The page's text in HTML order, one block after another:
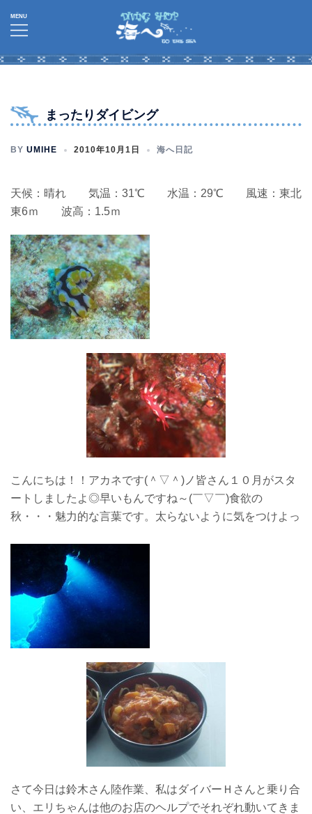
ン
まったりダイビング
BY UMIHE 2010年10月1日 海へ日記
天候：晴れ 気温：31℃ 水温：29℃ 風速：東北
東6ｍ 波高：1.5ｍ
こんにちは！！アカネです(＾▽＾)ノ皆さん１０月がスタ
ートしましたよ◎早いもんですね～(￣▽￣)食欲の
秋・・・魅力的な言葉です。太らないように気をつけよっ
さて今日は鈴木さん陸作業、私はダイバーＨさんと乗り合
い、エリちゃんは他のお店のヘルプでそれぞれ動いてきま